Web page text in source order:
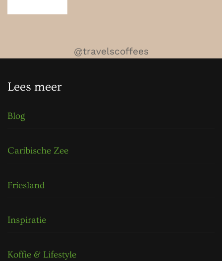
@travelscoffees
Lees meer
Blog
Caribische Zee
Friesland
Inspiratie
Koffie & Lifestyle